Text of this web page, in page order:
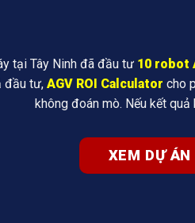
tại Tây Ninh đã đầu tư 10 robot
đầu tư, AGV ROI Calculator cho
không đoán mò. Nếu kết
XEM DỰ